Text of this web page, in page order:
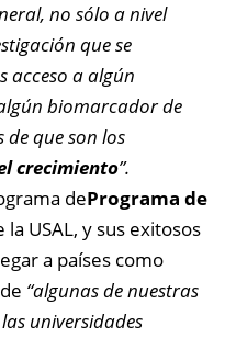
no sólo a nivel
que se
acceso a algún
biomarcador de
de que son los
crecimiento”.
dePrograma de
la USAL, y sus exitosos
a países como
“algunas de nuestras
universidades